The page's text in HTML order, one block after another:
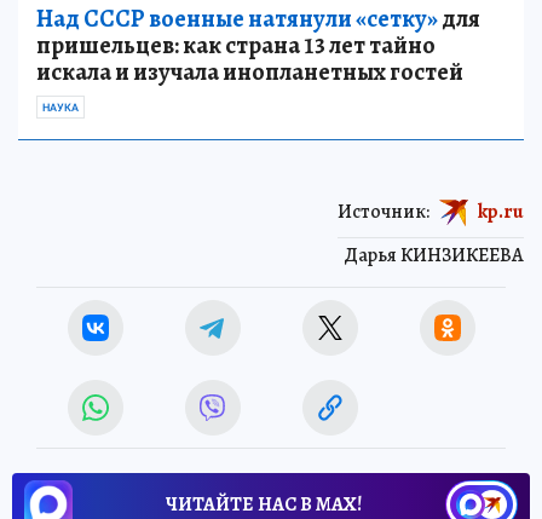
Над СССР военные натянули «сетку»для
пришельцев: как страна 13 лет тайно
искала и изучала инопланетных гостей
НАУКА
Дарья КИНЗИКЕЕВА
Источник: kp.ru
ЧИТАЙТЕ НАС В МАХ!